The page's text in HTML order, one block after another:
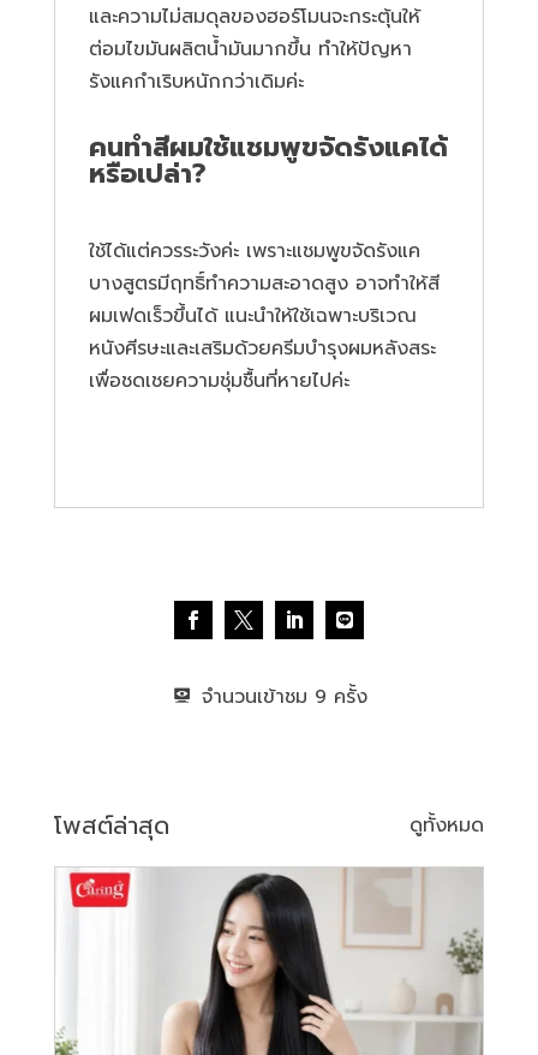
และความไม่สมดุลของฮอร์โมนจะกระตุ้นให้
ต่อมไขมันผลิตน้ำมันมากขึ้น ทำให้ปัญหา
รังแคกำเริบหนักกว่าเดิมค่ะ
คนทำสีผมใช้แชมพูขจัดรังแคได้
หรือเปล่า?
ใช้ได้แต่ควรระวังค่ะ เพราะแชมพูขจัดรังแค
บางสูตรมีฤทธิ์ทำความสะอาดสูง อาจทำให้สี
ผมเฟดเร็วขึ้นได้ แนะนำให้ใช้เฉพาะบริเวณ
หนังศีรษะและเสริมด้วยครีมบํารุงผมหลังสระ
เพื่อชดเชยความชุ่มชื้นที่หายไปค่ะ
จำนวนเข้าชม 9
โพสต์ล่าสุด ดูทั้งหมด